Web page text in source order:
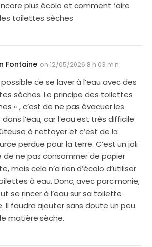
plus écolo et comment faire
toilettes sèches
Fontaine on 12/05/2026 8 h 03 min
possible de se laver à l’eau avec des
sèches. Le principe des toilettes
« , c’est de ne pas évacuer les
l’eau, car l’eau est très difficile
à nettoyer et c’est de la
perdue pour la terre. C’est un joli
de ne pas consommer de papier
mais cela n’a rien d’écolo d’utiliser
à eau. Donc, avec parcimonie,
se rincer à l’eau sur sa toilette
Il faudra ajouter sans doute un peu
matière sèche.